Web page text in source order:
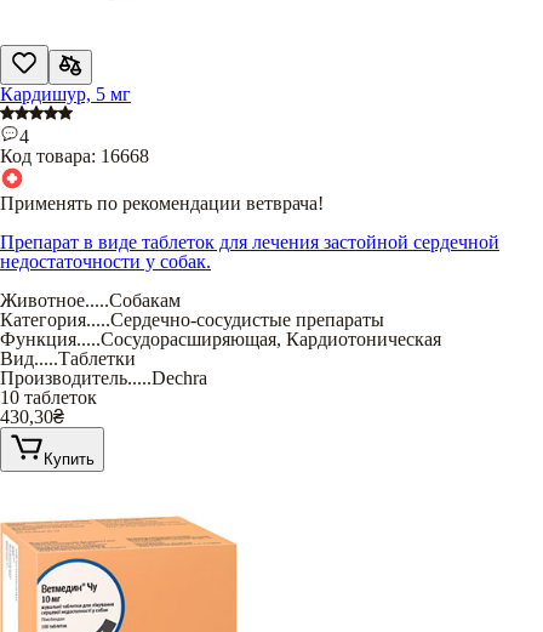
Кардишур, 5 мг
4
Код товара: 16668
Применять по рекомендации ветврача!
Препарат в виде таблеток для лечения застойной сердечной
недостаточности у собак.
Животное.....Собакам
Категория.....Сердечно-сосудистые препараты
Функция.....Сосудорасширяющая, Кардиотоническая
Вид.....Таблетки
Производитель.....Dechra
10 таблеток
430,30₴
Купить